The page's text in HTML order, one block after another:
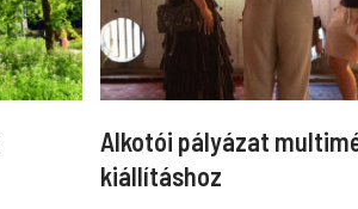
Alkotói pályázat
kiállításhoz